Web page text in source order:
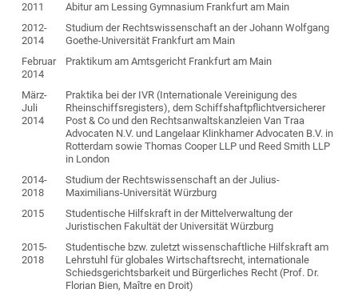
2011
Abitur am Lessing Gymnasium Frankfurt am Main
2012-
2014
Studium der Rechtswissenschaft an der Johann Wolfgang
Goethe-Universität Frankfurt am Main
Februar
2014
Praktikum am Amtsgericht Frankfurt am Main
März-
Juli
2014
Praktika bei der IVR (Internationale Vereinigung des
Rheinschiffsregisters), dem Schiffshaftpflichtversicherer
Post & Co und den Rechtsanwaltskanzleien Van Traa
Advocaten N.V. und Langelaar Klinkhamer Advocaten B.V. in
Rotterdam sowie Thomas Cooper LLP und Reed Smith LLP
in London
2014-
2018
Studium der Rechtswissenschaft an der Julius-
Maximilians-Universität Würzburg
2015
Studentische Hilfskraft in der Mittelverwaltung der
Juristischen Fakultät der Universität Würzburg
2015-
2018
Studentische bzw. zuletzt wissenschaftliche Hilfskraft am
Lehrstuhl für globales Wirtschaftsrecht, internationale
Schiedsgerichtsbarkeit und Bürgerliches Recht (Prof. Dr.
Florian Bien, Maître en Droit)